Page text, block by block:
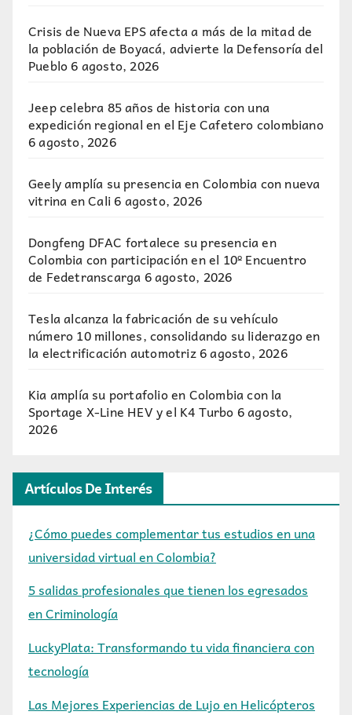
Crisis de Nueva EPS afecta a más de la mitad de
la población de Boyacá, advierte la Defensoría del
Pueblo6 agosto, 2026
Jeep celebra 85 años de historia con una
expedición regional en el Eje Cafetero colombiano
6 agosto, 2026
Geely amplía su presencia en Colombia con nueva
vitrina en Cali 6 agosto, 2026
Dongfeng DFAC fortalece su presencia en
Colombia con participación en el 10º Encuentro
de Fedetranscarga6 agosto, 2026
Tesla alcanza la fabricación de su vehículo
número 10 millones, consolidando su liderazgo en
la electrificación automotriz6 agosto, 2026
Kia amplía su portafolio en Colombia con la
Sportage X-Line HEV y el K4 Turbo6 agosto,
2026
Artículos De Interés
¿Cómo puedes complementar tus estudios en una
universidad virtual en Colombia?
5 salidas profesionales que tienen los egresados
en Criminología
LuckyPlata: Transformando tu vida financiera con
tecnología
Las Mejores Experiencias de Lujo en Helicópteros